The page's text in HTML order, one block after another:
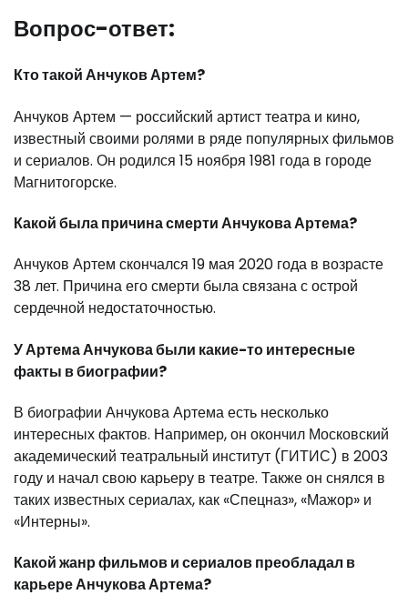
Вопрос-ответ:
Кто такой Анчуков Артем?
Анчуков Артем — российский артист театра и кино,
известный своими ролями в ряде популярных фильмов
и сериалов. Он родился 15 ноября 1981 года в городе
Магнитогорске.
Какой была причина смерти Анчукова Артема?
Анчуков Артем скончался 19 мая 2020 года в возрасте
38 лет. Причина его смерти была связана с острой
сердечной недостаточностью.
У Артема Анчукова были какие-то интересные
факты в биографии?
В биографии Анчукова Артема есть несколько
интересных фактов. Например, он окончил Московский
академический театральный институт (ГИТИС) в 2003
году и начал свою карьеру в театре. Также он снялся в
таких известных сериалах, как «Спецназ», «Мажор» и
«Интерны».
Какой жанр фильмов и сериалов преобладал в
карьере Анчукова Артема?